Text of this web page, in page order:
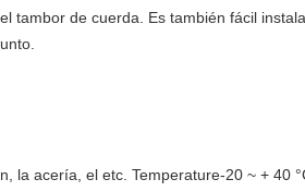
tambor de cuerda. Es también fácil
la acería, el etc. Temperature-20 ~ + 40